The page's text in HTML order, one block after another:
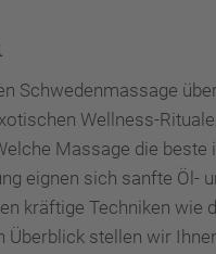
Schwedenmassage
Wellness-
Massage die beste
eignen sich sanfte Öl-
kräftige Techniken wie
stellen wir